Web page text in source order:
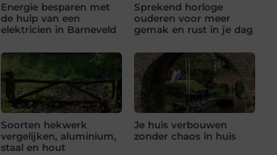
Energie besparen met
de hulp van een
elektricien in Barneveld
Sprekend horloge
ouderen voor meer
gemak en rust in je dag
Soorten hekwerk
vergelijken, aluminium,
staal en hout
Je huis verbouwen
zonder chaos in huis